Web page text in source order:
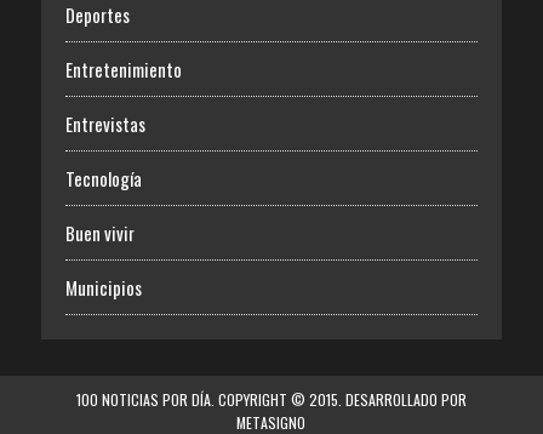
Deportes
Entretenimiento
Entrevistas
Tecnología
Buen vivir
Municipios
100 NOTICIAS POR DÍA. COPYRIGHT © 2015. DESARROLLADO POR
METASIGNO